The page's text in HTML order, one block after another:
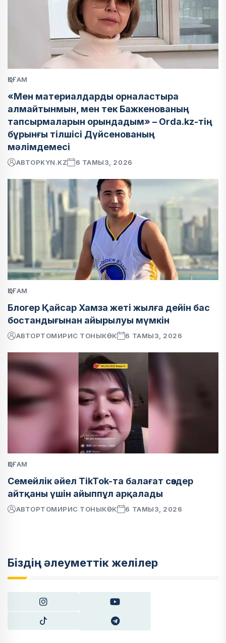
ҚОҒАМ
«Мен материалдарды орналастыра
алмайтынмын, мен тек Бажкенованың
тапсырмаларын орындадым» – Orda.kz-тің
бұрынғы тілшісі Дүйсенованың
мәлімдемесі
АВТОРKYN.KZ 6 ТАМЫЗ, 2026
ҚОҒАМ
Блогер Қайсар Хамза жеті жылға дейін бас
бостандығынан айырылуы мүмкін
АВТОРТОМИРИС ТОНЫКӨК 6 ТАМЫЗ, 2026
ҚОҒАМ
Семейлік әйел TikTok-та балағат сөздер
айтқаны үшін айыппұл арқалады
АВТОРТОМИРИС ТОНЫКӨК 6 ТАМЫЗ, 2026
Біздің әлеуметтік желілер